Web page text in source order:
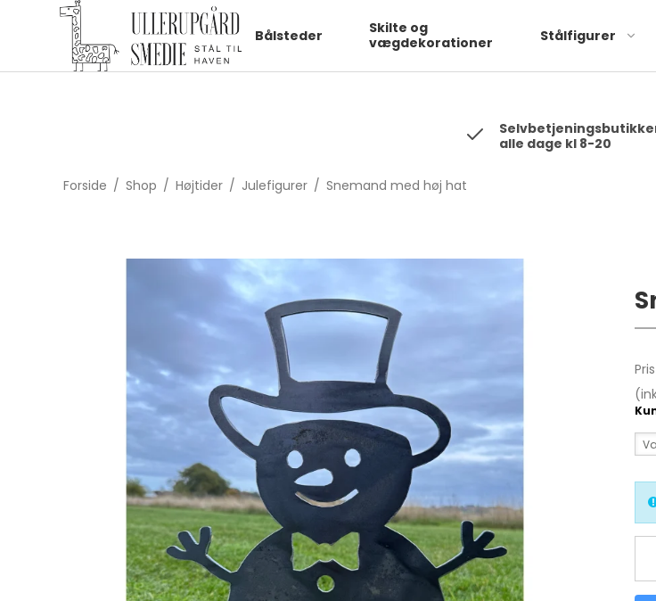
fbq('init', '1322550991547406', { em: 'email@email.com', // Values will be hashed automatically by the pixel
Bålsteder
Skilte og
vægdekorationer
Stålfigurer
alle dage kl 8-20
Forside / Shop / Højtider / Julefigurer / Snemand med høj hat